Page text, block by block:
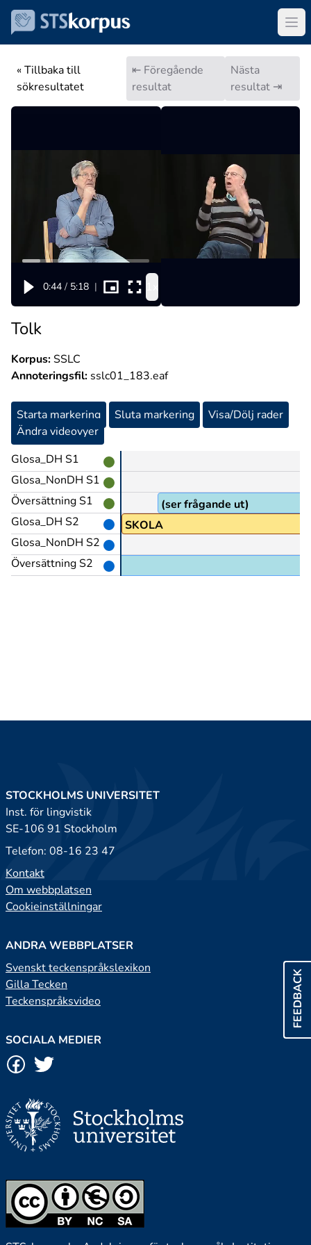
« Tillbaka till
sökresultatet
⇤ Föregående
resultat
Nästa
resultat ⇥
0:44 / 5:18 |
Tolk
Korpus:SSLC
Annoteringsfil: sslc01_183.eaf
Starta markering Sluta markering
Visa/Dölj rader
Ändra videovyer
Glosa_DH S1
Glosa_NonDH S1
Översättning S1
Glosa_DH S2
Glosa_NonDH S2
Översättning S2
(ser frågande ut)
SKOLA
FEEDBACK
STOCKHOLMS UNIVERSITET
Inst. för lingvistik
SE-106 91 Stockholm
Telefon: 08-16 23 47
Kontakt
Om webbplatsen
Cookieinställningar
ANDRA WEBBPLATSER
Svenskt teckenspråkslexikon
Gilla Tecken
Teckenspråksvideo
SOCIALA MEDIER